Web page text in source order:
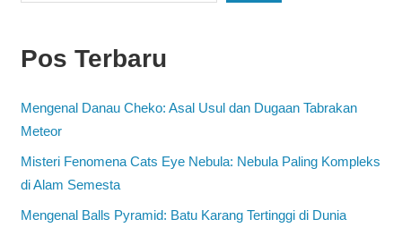
Pos Terbaru
Mengenal Danau Cheko: Asal Usul dan Dugaan Tabrakan
Meteor
Misteri Fenomena Cats Eye Nebula: Nebula Paling Kompleks
di Alam Semesta
Mengenal Balls Pyramid: Batu Karang Tertinggi di Dunia